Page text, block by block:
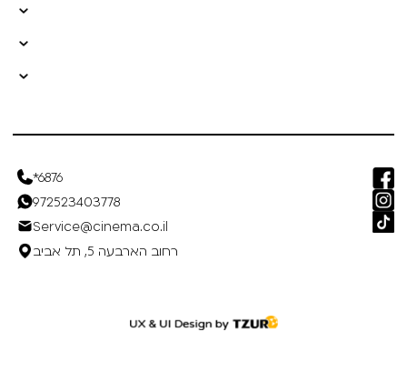
*6876
972523403778
Service@cinema.co.il
רחוב הארבעה 5, תל אביב